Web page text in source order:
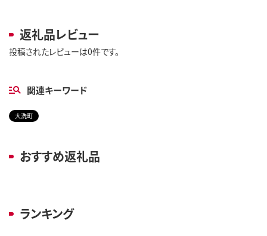
返礼品レビュー
投稿されたレビューは0件です。
関連キーワード
大洗町
おすすめ返礼品
ランキング